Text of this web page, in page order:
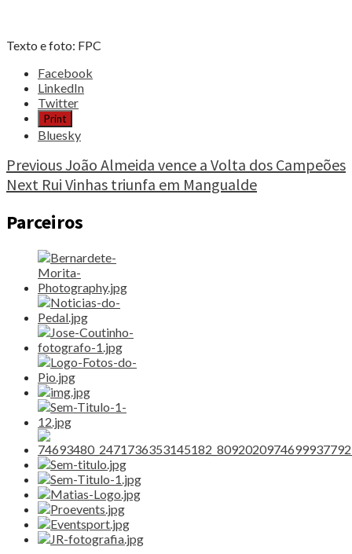
Texto e foto: FPC
Share
post
"Seleção
feminina
encerramento
da
Vuelta"
Facebook
LinkedIn
Twitter
Print
Bluesky
Continue
Reading
PreviousJoão Almeida vence a Volta dos Campeões
Next Rui Vinhas triunfa em Mangualde
Parceiros